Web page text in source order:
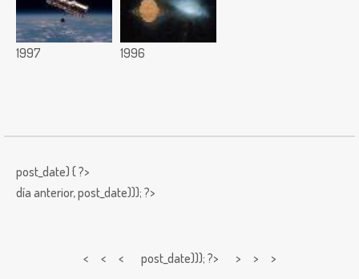
1997 1996
post_date) { ?>
día anterior,post_date))); ?>
< < < post_date))); ?> > > >